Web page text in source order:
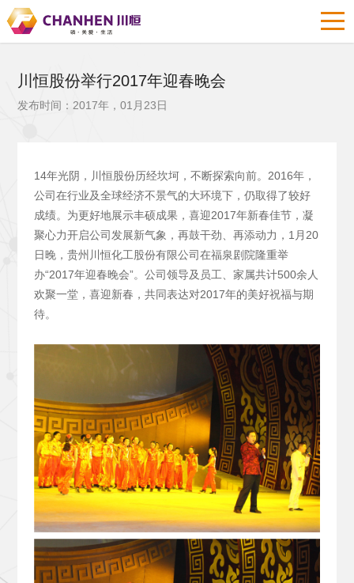
川恒股份举行2017年迎春晚会
发布时间：2017年，01月23日
14年光阴，川恒股份历经坎坷，不断探索向前。2016年，
公司在行业及全球经济不景气的大环境下，仍取得了较好
成绩。为更好地展示丰硕成果，喜迎2017年新春佳节，凝
聚心力开启公司发展新气象，再鼓干劲、再添动力，1月20
日晚，贵州川恒化工股份有限公司在福泉剧院隆重举
办“2017年迎春晚会”。公司领导及员工、家属共计500余人
欢聚一堂，喜迎新春，共同表达对2017年的美好祝福与期
待。